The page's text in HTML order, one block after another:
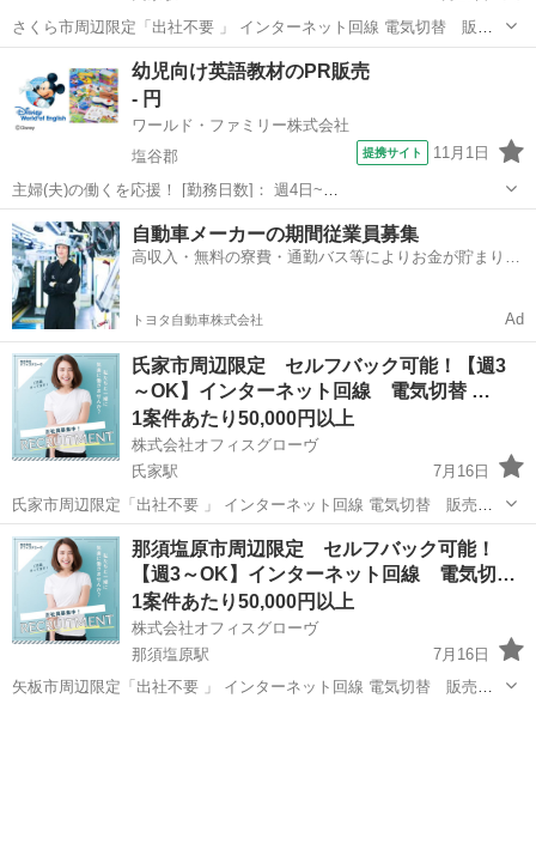
さくら市周辺限定「出社不要 」 インターネット回線 電気切替 販売
紹介 のお仕事です。 私たちは地域の人々に役立つ 大手通信キャリア
のインターネット回線 の商品やサービスをご案内し、ご契約いただき
ます。 【主な仕...
さくら市 氏家駅 営業 セルフ
幼児向け英語教材のPR販売
- 円
ワールド・ファミリー株式会社
塩谷郡
提携サイト 11月1日
主婦(夫)の働くを応援！ [勤務日数]： 週4日~
10:00~17:00/10:00~16:00/10:00~15:00/09:30~14:00 [勤務地・最寄
駅]： 栃木県塩谷郡 ※勤務エリア選択可 ワールド・ファ...
栃木 塩谷郡 営業
自動車メーカーの期間従業員募集
高収入・無料の寮費・通勤バス等によりお金が貯まりや
トヨタ自動車株式会社 Ad
氏家市周辺限定 セルフバック可能！【週3
～OK】インターネット回線 電気切替 …
1案件あたり50,000円以上
株式会社オフィスグローヴ
氏家駅
7月16日
氏家市周辺限定「出社不要 」 インターネット回線 電気切替 販売紹
介 のお仕事です。 私たちは地域の人々に役立つ 大手通信キャリアの
インターネット回線 の商品やサービスをご案内し、ご契約いただきま
す。 【主な仕事...
栃木 さくら市 氏家駅 営業
那須塩原市周辺限定 セルフバック可能！
【週3～OK】インターネット回線 電気切…
1案件あたり50,000円以上
株式会社オフィスグローヴ
那須塩原駅
7月16日
矢板市周辺限定「出社不要 」 インターネット回線 電気切替 販売紹